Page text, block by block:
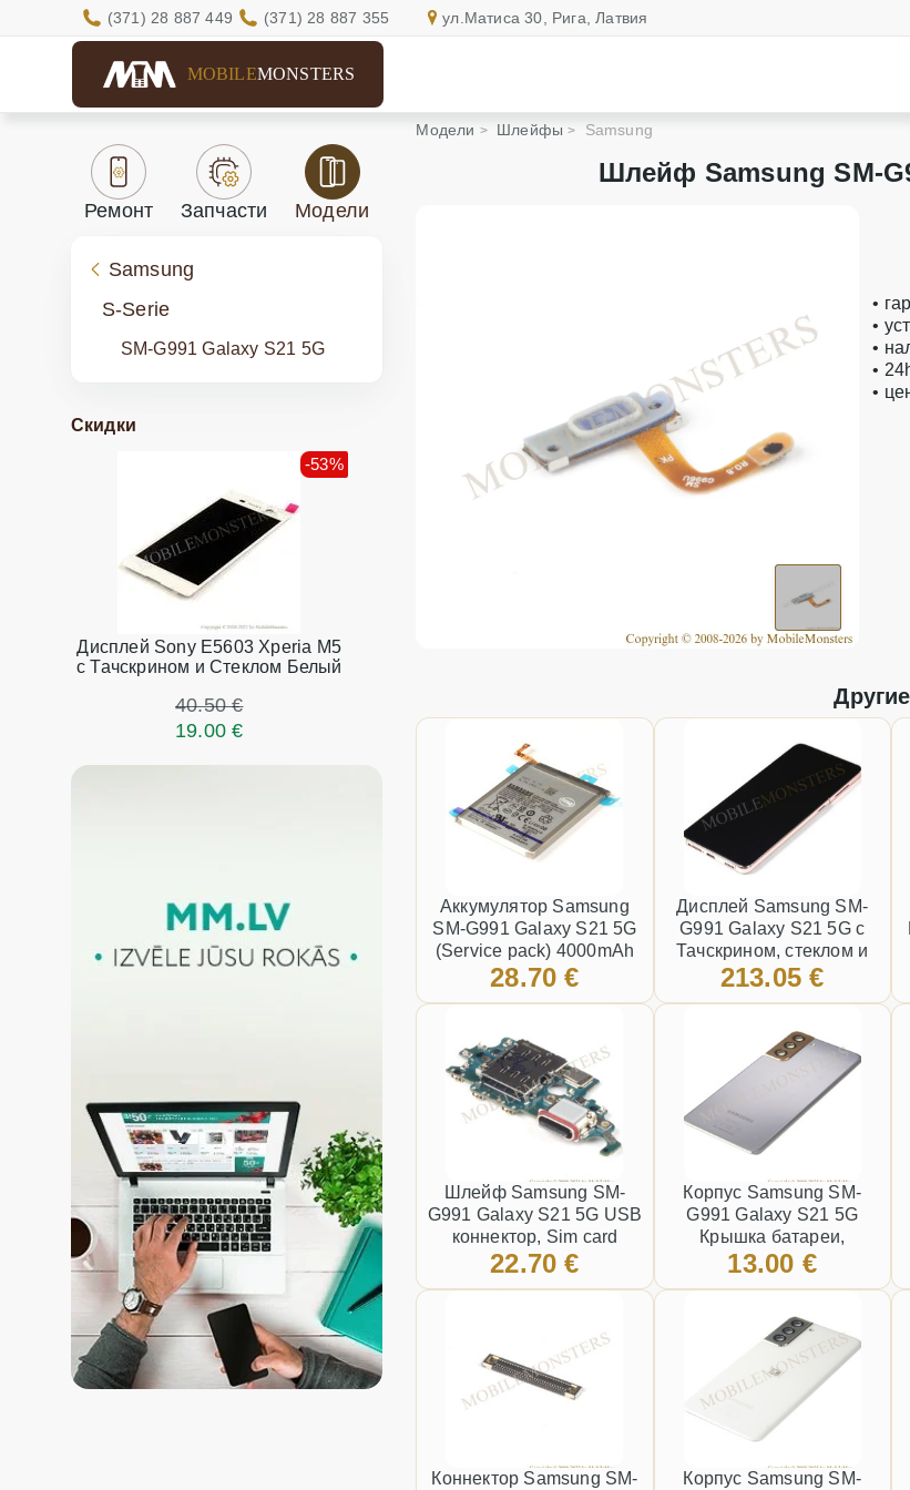
(371) 28 887 449 (371) 28 887 355 ул.Матиса 30, Рига, Латвия
MOBILEMONSTERS
Ремонт Запчасти Модели
Samsung
S-Serie
SM-G991 Galaxy S21 5G
Скидки
Дисплей Sony E5603 Xperia M5
с Тачскрином и Стеклом Белый
-53%
40.50 €
19.00 €
Модели Шлейфы Samsung
Шлейф Samsung SM-
•
•
•
•
•
Аккумулятор Samsung
SM-G991 Galaxy S21 5G
(Service pack) 4000mAh
Li-Ion EB-BG991ABY
28.70 €
Дисплей Samsung SM-
G991 Galaxy S21 5G с
Тачскрином, стеклом и
рамкой, с аккумулятором,
213.05 €
Шлейф Samsung SM-
G991 Galaxy S21 5G USB
коннектор, Sim card
reader
22.70 €
Корпус Samsung SM-
G991 Galaxy S21 5G
Крышка батареи,
(Пользованый состояние
13.00 €
Коннектор Samsung SM- Корпус Samsung SM-